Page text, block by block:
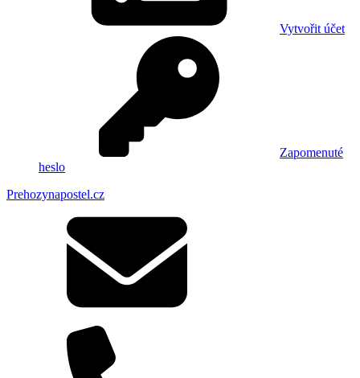
Vytvořit účet
Zapomenuté
heslo
Prehozynapostel.cz